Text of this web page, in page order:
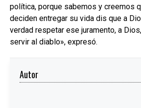
política, porque sabemos y creemos
deciden entregar su vida dis que a
verdad respetar ese juramento, a
servir al diablo», expresó.
Autor